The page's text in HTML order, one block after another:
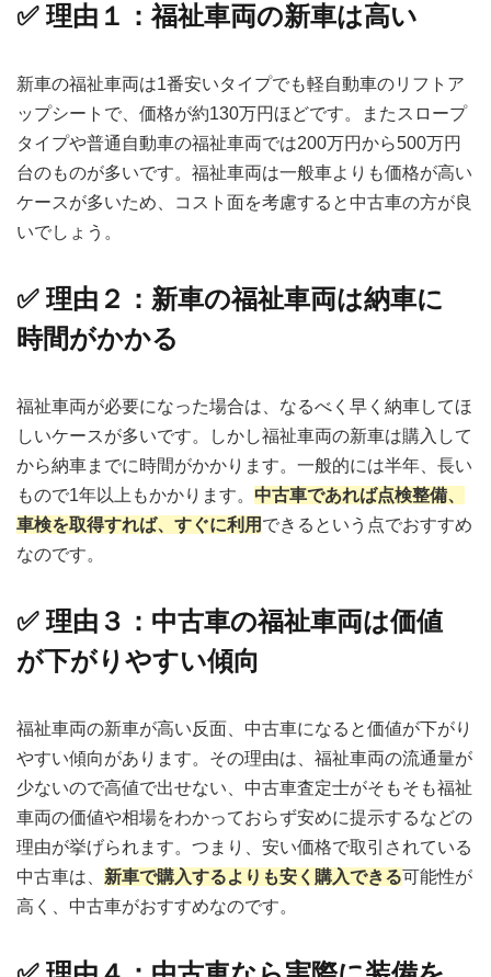
✅ 理由１：福祉車両の新車は高い
新車の福祉車両は1番安いタイプでも軽自動車のリフトア
ップシートで、価格が約130万円ほどです。またスロープ
タイプや普通自動車の福祉車両では200万円から500万円
台のものが多いです。福祉車両は一般車よりも価格が高い
ケースが多いため、コスト面を考慮すると中古車の方が良
いでしょう。
✅ 理由２：新車の福祉車両は納車に
時間がかかる
福祉車両が必要になった場合は、なるべく早く納車してほ
しいケースが多いです。しかし福祉車両の新車は購入して
から納車までに時間がかかります。一般的には半年、長い
もので1年以上もかかります。 中古車であれば点検整備、
車検を取得すれば、すぐに利用 できるという点でおすすめ
なのです。
✅ 理由３：中古車の福祉車両は価値
が下がりやすい傾向
福祉車両の新車が高い反面、中古車になると価値が下がり
やすい傾向があります。その理由は、福祉車両の流通量が
少ないので高値で出せない、中古車査定士がそもそも福祉
車両の価値や相場をわかっておらず安めに提示するなどの
理由が挙げられます。つまり、安い価格で取引されている
中古車は、 新車で購入するよりも安く購入できる可能性が
高く、中古車がおすすめなのです。